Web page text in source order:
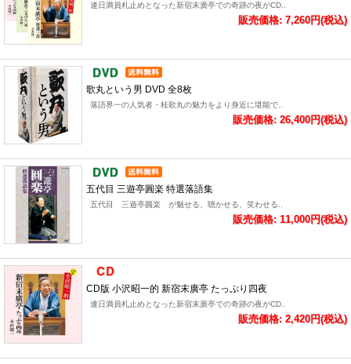
連日満員札止めとなった新宿末廣亭での奇跡の夜がCD..
販売価格: 7,260円(税込)
歌丸という男 DVD 全8枚
落語界一の人気者・桂歌丸の魅力をより身近に堪能で..
販売価格: 26,400円(税込)
五代目 三遊亭圓楽 特選落語集
五代目 三遊亭圓楽 が魅せる、聴かせる、笑わせる..
販売価格: 11,000円(税込)
CD版 小沢昭一的 新宿末廣亭 たっぷり四夜
連日満員札止めとなった新宿末廣亭での奇跡の夜がCD..
販売価格: 2,420円(税込)